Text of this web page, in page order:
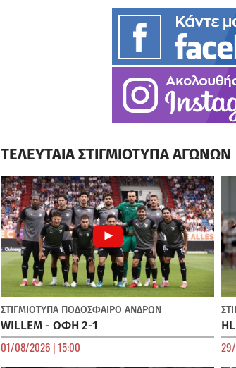
ΤΕΛΕΥΤΑΙΑ ΣΤΙΓΜΙΟΤΥΠΑ ΑΓΩΝΩΝ
ΣΤΙΓΜΙΟΤΥΠΑ ΠΟΔΌΣΦΑΙΡΟ ΑΝΔΡΏΝ
WILLEM - ΟΦΗ 2-1
01/08/2026 | 15:00